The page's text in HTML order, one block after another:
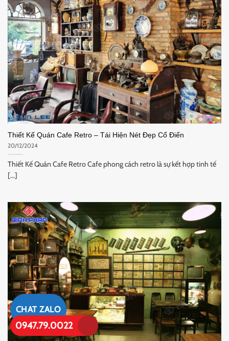
CHAT ZALO
0947.79.0022
Thiết Kế Quán Cafe Retro – Tái Hiện Nét Đẹp Cổ Điển
20/12/2024
Thiết Kế Quán Cafe Retro Cafe phong cách retro là sự kết hợp tinh tế
[...]